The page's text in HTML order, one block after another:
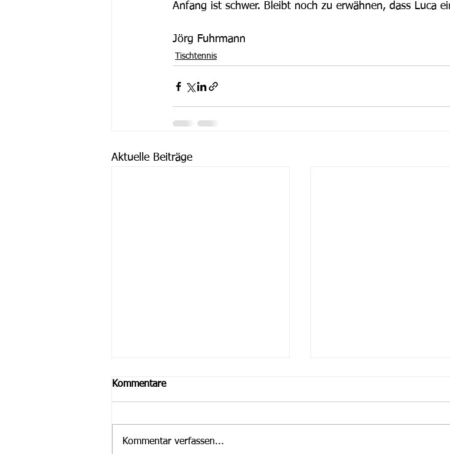
Anfang ist schwer. Bleibt noch zu erwähnen, dass Luca
Jörg Fuhrmann
Tischtennis
Aktuelle Beiträge
Jugendfahrt 2026
Kommentare
Kommentar verfassen...